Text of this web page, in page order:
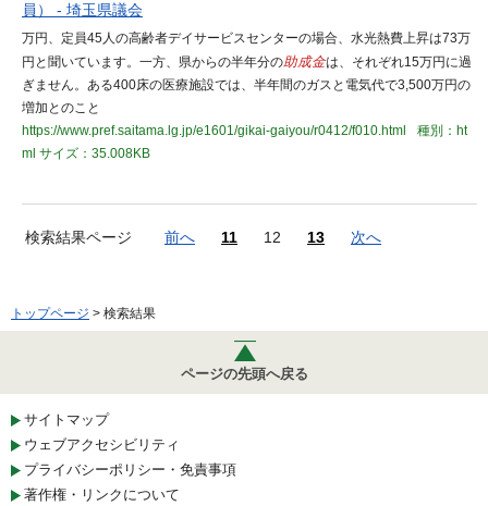
員） - 埼玉県議会
万円、定員45人の高齢者デイサービスセンターの場合、水光熱費上昇は73万
円と聞いています。一方、県からの半年分の助成金は、それぞれ15万円に過
ぎません。ある400床の医療施設では、半年間のガスと電気代で3,500万円の
増加とのこと
https://www.pref.saitama.lg.jp/e1601/gikai-gaiyou/r0412/f010.html
種別：ht
ml サイズ：35.008KB
検索結果ページ 前へ 11 12 13 次へ
トップページ > 検索結果
ページの先頭へ戻る
サイトマップ
ウェブアクセシビリティ
プライバシーポリシー・免責事項
著作権・リンクについて